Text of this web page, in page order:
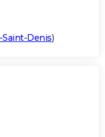
Saint-Denis)